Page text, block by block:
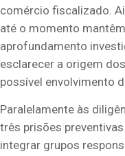
comércio fiscalizado.
até o momento
aprofundamento
esclarecer a origem
possível envolvimento
Paralelamente às
três prisões
integrar grupos